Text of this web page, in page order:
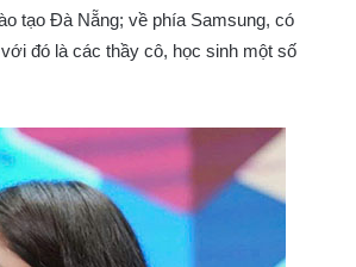
tạo Đà Nẵng; về phía Samsung, có
đó là các thầy cô, học sinh một số